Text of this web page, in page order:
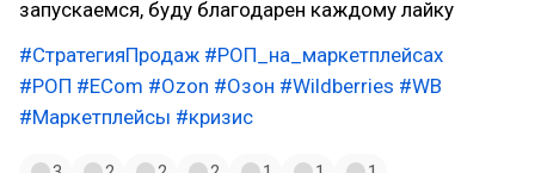
запускаемся, буду благодарен каждому лайку
#СтратегияПродаж #РОП_на_маркетплейсах
#РОП #EСom #Ozon #Озон #Wildberries #WB
#Маркетплейсы #кризис